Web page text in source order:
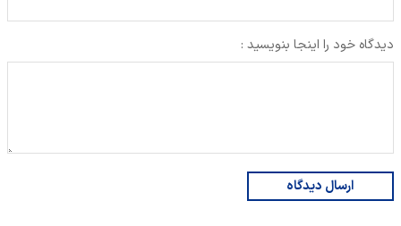
دیدگاه خود را اینجا بنویسید :
ارسال دیدگاه